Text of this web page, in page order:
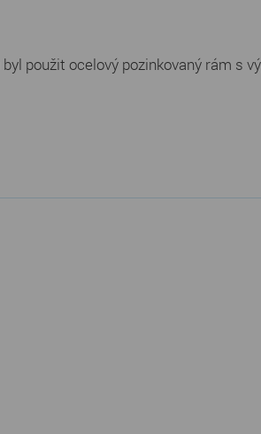
použit ocelový pozinkovaný rám s